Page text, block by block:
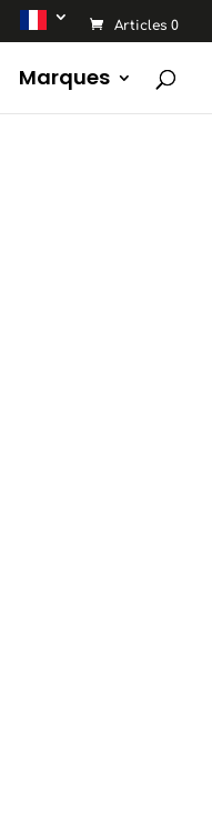
Articles 0
Marques